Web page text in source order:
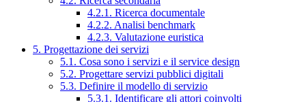
4.2.1. Ricerca documentale
4.2.2. Analisi benchmark
4.2.3. Valutazione euristica
5. Progettazione dei servizi
5.1. Cosa sono i servizi e il service design
5.2. Progettare servizi pubblici digitali
5.3. Definire il modello di servizio
5.3.1. Identificare gli attori coinvolti